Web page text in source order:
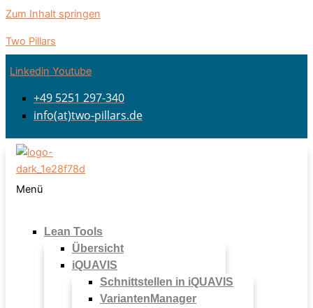
Zum Inhalt springen
Two Pillars
Linkedin Youtube
+49 5251 297-340
info(at)two-pillars.de
Menü
Lean Tools
Übersicht
iQUAVIS
Schnittstellen in iQUAVIS
VariantenManager